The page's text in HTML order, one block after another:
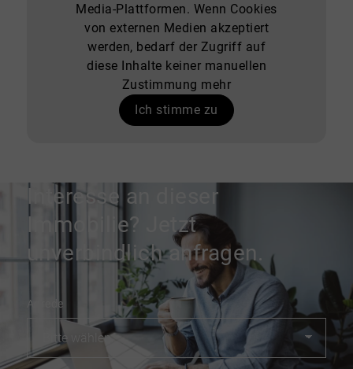
Media-Plattformen. Wenn Cookies
von externen Medien akzeptiert
werden, bedarf der Zugriff auf
diese Inhalte keiner manuellen
Zustimmung mehr
Ich stimme zu
Interesse an dieser
Immobilie? Jetzt
unverbindlich anfragen.
Anrede